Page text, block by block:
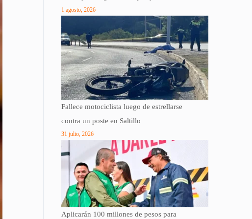
1 agosto, 2026
Fallece motociclista luego de estrellarse
contra un poste en Saltillo
31 julio, 2026
Aplicarán 100 millones de pesos para